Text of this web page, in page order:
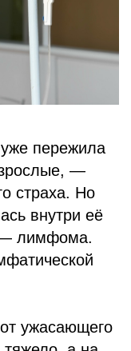
пережила
—
страха. Но
внутри её
— лимфома.
ужасающего